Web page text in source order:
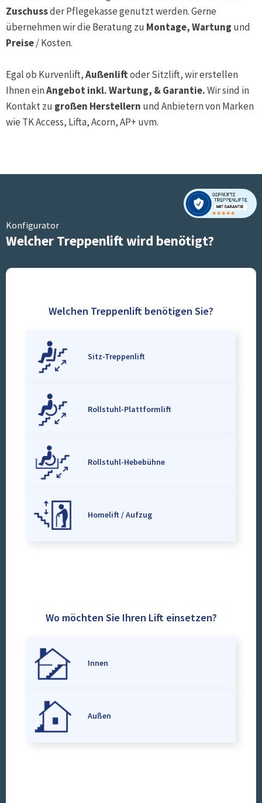
Zuschussder Pflegekasse genutzt werden. Gerne
übernehmen wir die Beratung zu Montage, Wartung und
Preise/ Kosten.
Egal ob Kurvenlift,Außenliftoder Sitzlift, wir erstellen
Ihnen einAngebot inkl. Wartung, & Garantie.Wir sind in
Kontakt zu großen Herstellern und Anbietern von Marken
wie TK Access, Lifta, Acorn, AP+ uvm.
Konfigurator
Welcher Treppenlift wird benötigt?
Welchen Treppenlift benötigen Sie?
Sitz-Treppenlift
Rollstuhl-Plattformlift
Rollstuhl-Hebebühne
Homelift / Aufzug
Wo möchten Sie Ihren Lift einsetzen?
Innen
Außen